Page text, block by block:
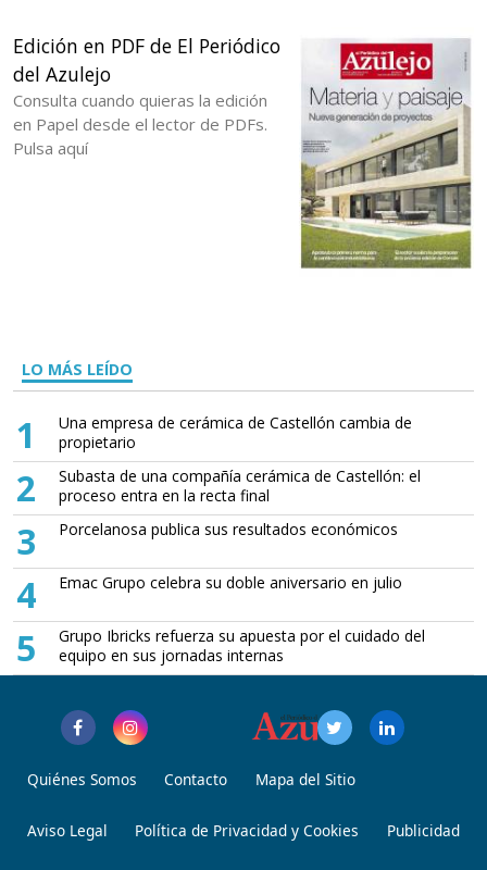
Edición en PDF de El Periódico
del Azulejo
Consulta cuando quieras la edición
en Papel desde el lector de PDFs.
Pulsa aquí
LO MÁS LEÍDO
1
Una empresa de cerámica de Castellón cambia de
propietario
2
Subasta de una compañía cerámica de Castellón: el
proceso entra en la recta final
3 Porcelanosa publica sus resultados económicos
4 Emac Grupo celebra su doble aniversario en julio
5
Grupo Ibricks refuerza su apuesta por el cuidado del
equipo en sus jornadas internas
Quiénes Somos Contacto Mapa del Sitio
Aviso Legal Política de Privacidad y Cookies Publicidad